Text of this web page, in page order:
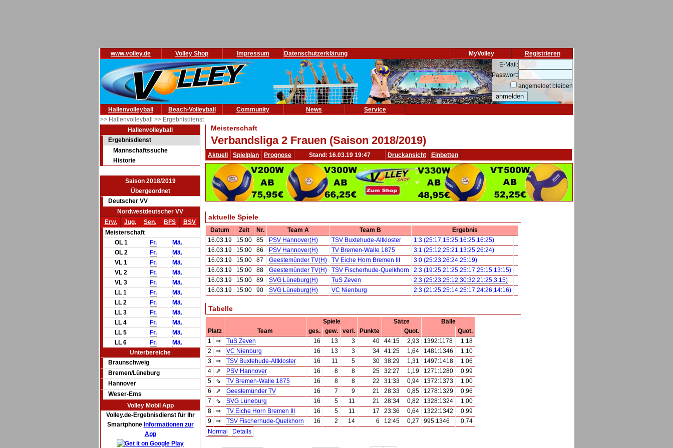
www.volley.de Volley Shop Impressum Datenschutzerklärung Registrieren
MyVolley
E-Mail:
Passwort:
angemeldet bleiben
Hallenvolleyball Beach-Volleyball Community News
Service
>> Hallenvolleyball >> Ergebnisdienst
Hallenvolleyball
Ergebnisdienst
Mannschaftssuche
Historie
Saison 2018/2019
Übergeordnet
Deutscher VV
Nordwestdeutscher VV
Erw.
Jug. Sen. BFS
BSV
Meisterschaft
OL 1
Fr.
Mä.
OL 2
Fr.
Mä.
VL 1
Fr.
Mä.
VL 2
Fr.
Mä.
VL 3
Fr.
Mä.
LL 1
Fr.
Mä.
LL 2
Fr.
Mä.
LL 3
Fr.
Mä.
LL 4
Fr.
Mä.
LL 5
Fr.
Mä.
LL 6
Fr.
Mä.
Unterbereiche
Braunschweig
Bremen/Lüneburg
Hannover
Weser-Ems
Volley Mobil App
Volley.de-Ergebnisdienst für Ihr
Smartphone Informationen zur
App
Meisterschaft
Verbandsliga 2 Frauen (Saison 2018/2019)
Aktuell Spielplan Prognose Stand: 16.03.19 19:47 Druckansicht Einbetten
aktuelle Spiele
Datum Zeit Nr. Team A Team B
Ergebnis
16.03.19
15:00 85 PSV Hannover(H) TSV Buxtehude-Altkloster
1:3 (25:17,15:25,16:25,16:25)
16.03.19
15:00 86 PSV Hannover(H) TV Bremen-Walle 1875
3:1 (25:12,25:21,13:25,26:24)
16.03.19
15:00 87 Geestemünder TV(H) TV Eiche Horn Bremen III
3:0 (25:23,26:24,25:19)
16.03.19
15:00 88 Geestemünder TV(H) TSV Fischerhude-Quelkhorn
2:3 (19:25,21:25,25:17,25:15,13:15)
16.03.19
15:00 89 SVG Lüneburg(H) TuS Zeven
2:3 (25:23,25:12,30:32,21:25,3:15)
16.03.19
15:00 90 SVG Lüneburg(H) VC Nienburg 2:3 (21:25,25:14,25:17,24:26,14:16)
Tabelle
Spiele Sätze
Bälle
Platz
Team ges. gew. verl. Punkte Quot.
Quot.
1
⇒ TuS Zeven 16 13 3 40 44:15 2,93 1392:1178
1,18
2
⇒ VC Nienburg 16 13 3 34 41:25 1,64 1481:1346
1,10
3
⇒ TSV Buxtehude-Altkloster 16 11 5 30 38:29 1,31 1497:1418
1,06
4
⇗ PSV Hannover 16 8 8 25 32:27 1,19 1271:1280
0,99
5
⇘ TV Bremen-Walle 1875 16 8 8 22 31:33 0,94 1372:1373
1,00
6
⇗ Geestemünder TV 16 7 9 21 28:33 0,85 1278:1329
0,96
7
⇘ SVG Lüneburg 16 5 11 21 28:34 0,82 1328:1324
1,00
8
⇒ TV Eiche Horn Bremen III 16 5 11 17 23:36 0,64 1322:1342
0,99
9
⇒ TSV Fischerhude-Quelkhorn 16 2 14 6 12:45 0,27 995:1346
0,74
Normal
Details